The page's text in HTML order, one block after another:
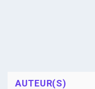
AUTEUR(S)